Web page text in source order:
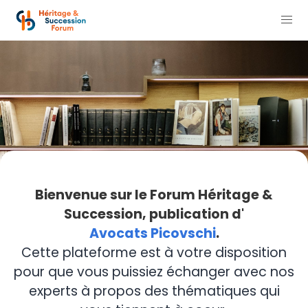
Bienvenue sur le Forum Héritage &
Succession, publication d'
Avocats Picovschi.
Cette plateforme est à votre disposition
pour que vous puissiez échanger avec nos
experts à propos des thématiques qui